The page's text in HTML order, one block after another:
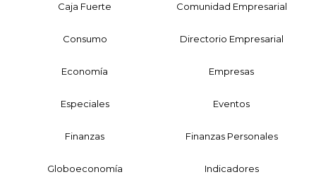
Caja Fuerte Comunidad Empresarial
Consumo Directorio Empresarial
Economía Empresas
Especiales Eventos
Finanzas Finanzas Personales
Globoeconomía Indicadores